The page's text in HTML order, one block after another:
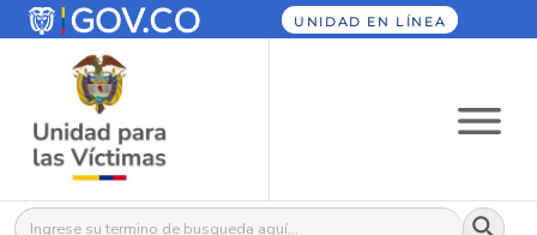
UNIDAD EN LÍNEA
Buscar: Botón